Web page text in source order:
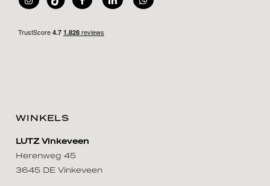
WINKELS
LUTZ Vinkeveen
Herenweg 45
3645 DE Vinkeveen